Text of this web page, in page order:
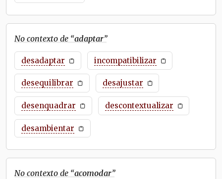
No contexto de “adaptar”
desadaptar incompatibilizar
desequilibrar desajustar
desenquadrar descontextualizar
desambientar
No contexto de “acomodar”